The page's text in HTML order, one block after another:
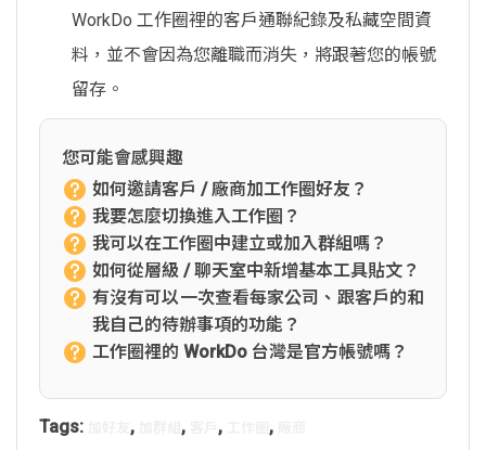
WorkDo 工作圈裡的客戶通聯紀錄及私藏空間資
料，並不會因為您離職而消失，將跟著您的帳號
留存。
您可能會感興趣
如何邀請客戶 / 廠商加工作圈好友？
我要怎麼切換進入工作圈？
我可以在工作圈中建立或加入群組嗎？
如何從層級 / 聊天室中新增基本工具貼文？
有沒有可以一次查看每家公司、跟客戶的和
我自己的待辦事項的功能？
工作圈裡的 WorkDo 台灣是官方帳號嗎？
Tags: , , , ,